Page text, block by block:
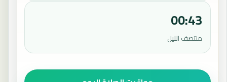
00:43
منتصف الليل